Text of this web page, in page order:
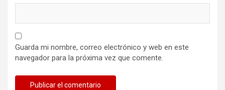
Guarda mi nombre, correo electrónico y web en este
navegador para la próxima vez que comente.